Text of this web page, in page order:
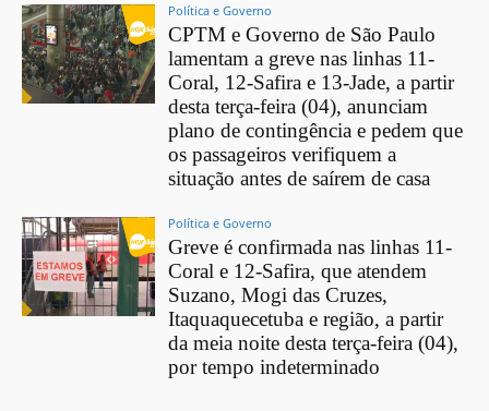
Política e Governo
CPTM e Governo de São Paulo
lamentam a greve nas linhas 11-
Coral, 12-Safira e 13-Jade, a partir
desta terça-feira (04), anunciam
plano de contingência e pedem que
os passageiros verifiquem a
situação antes de saírem de casa
Política e Governo
Greve é confirmada nas linhas 11-
Coral e 12-Safira, que atendem
Suzano, Mogi das Cruzes,
Itaquaquecetuba e região, a partir
da meia noite desta terça-feira (04),
por tempo indeterminado